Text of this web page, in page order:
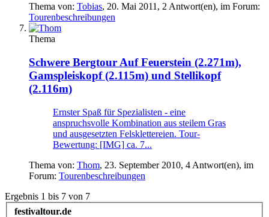
Thema von: Tobias, 20. Mai 2011 , 2 Antwort(en), im Forum:
Tourenbeschreibungen
Thema
Schwere Bergtour Auf Feuerstein (2.271m),
Gamspleiskopf (2.115m) und Stellikopf
(2.116m)
Ernster Spaß für Spezialisten - eine
anspruchsvolle Kombination aus steilem Gras
und ausgesetzten Felsklettereien. Tour-
Bewertung: [IMG] ca. 7...
Thema von: Thom, 23. September 2010, 4 Antwort(en), im
Forum: Tourenbeschreibungen
Ergebnis 1 bis 7 von 7
festivaltour.de